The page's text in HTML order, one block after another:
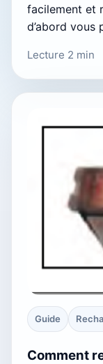
facilement et
d’abord vous
Lecture 2 min
Guide
Comment